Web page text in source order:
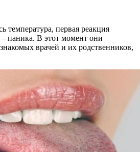
температура, первая реакция
паника. В этот момент они
врачей и их родственников,